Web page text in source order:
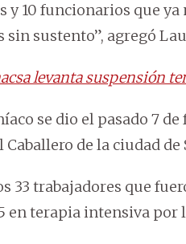
y 10 funcionarios que
sin sustento”, agregó
levanta suspensión
se dio el pasado 7
Caballero de la ciudad de
33 trabajadores que
en terapia intensiva por